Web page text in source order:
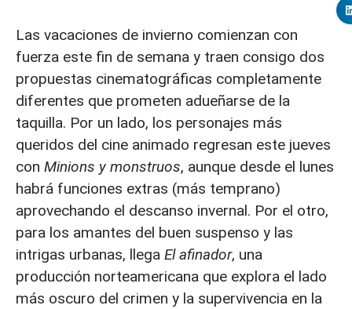
Las vacaciones de invierno comienzan con
fuerza este fin de semana y traen consigo dos
propuestas cinematográficas completamente
diferentes que prometen adueñarse de la
taquilla. Por un lado, los personajes más
queridos del cine animado regresan este jueves
con Minions y monstruos, aunque desde el lunes
habrá funciones extras (más temprano)
aprovechando el descanso invernal. Por el otro,
para los amantes del buen suspenso y las
intrigas urbanas, llega El afinador, una
producción norteamericana que explora el lado
más oscuro del crimen y la supervivencia en la